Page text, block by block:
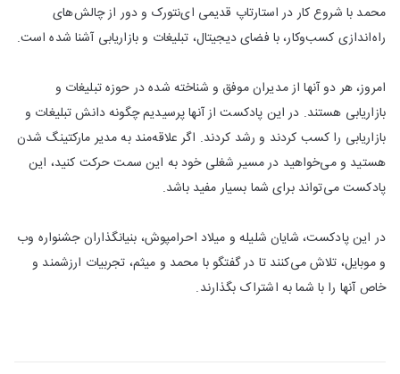
محمد با شروع کار در استارتاپ قدیمی ای‌نتورک و دور از چالش‌های
راه‌اندازی کسب‌وکار، با فضای دیجیتال، تبلیغات و بازاریابی آشنا شده است.
امروز، هر دو آنها از مدیران موفق و شناخته شده در حوزه تبلیغات و
بازاریابی هستند. در این پادکست از آنها پرسیدیم چگونه دانش تبلیغات و
بازاریابی را کسب کردند و رشد کردند. اگر علاقه‌مند به مدیر مارکتینگ شدن
هستید و می‌خواهید در مسیر شغلی خود به این سمت حرکت کنید، این
پادکست می‌تواند برای شما بسیار مفید باشد.
در این پادکست، شایان شلیله و میلاد احرامپوش، بنیانگذاران جشنواره وب
و موبایل، تلاش می‌کنند تا در گفتگو با محمد و میثم، تجربیات ارزشمند و
خاص آنها را با شما به اشتراک بگذارند.